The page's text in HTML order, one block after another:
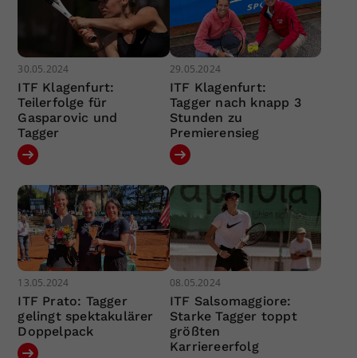
30.05.2024
ITF Klagenfurt:
Teilerfolge für
Gasparovic und
Tagger
29.05.2024
ITF Klagenfurt:
Tagger nach knapp 3
Stunden zu
Premierensieg
13.05.2024
ITF Prato: Tagger
gelingt spektakulärer
Doppelpack
08.05.2024
ITF Salsomaggiore:
Starke Tagger toppt
größten
Karriereerfolg